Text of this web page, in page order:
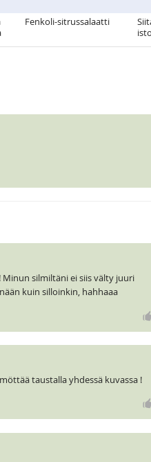
Fenkoli-sitrussalaatti
silmiltäni ei siis välty juuri
kuin silloinkin, hahhaaa
taustalla yhdessä kuvassa !